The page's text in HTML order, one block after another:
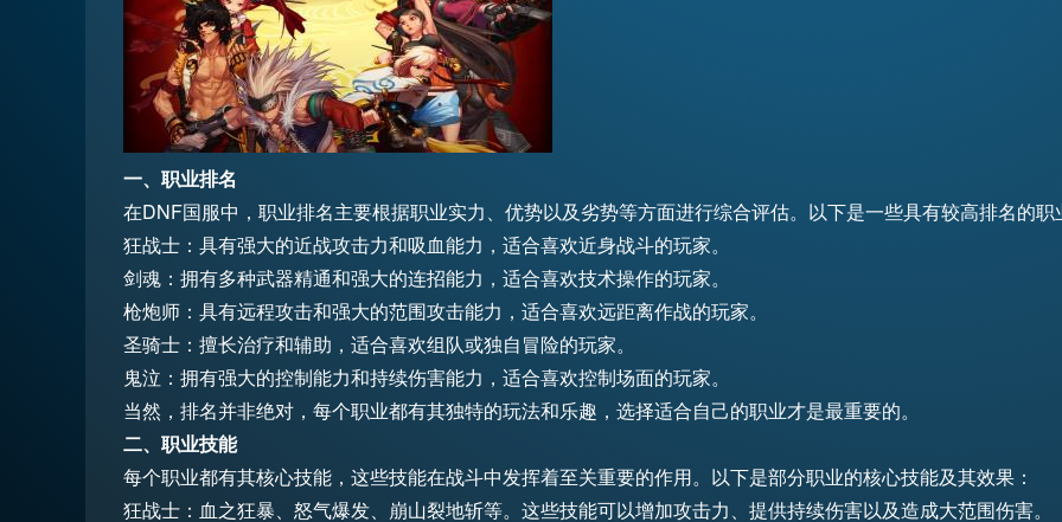
一、职业排名
在DNF国服中，职业排名主要根据职业实力、优势以及劣势等方面进行综合评估。以下是一些具有较高排名的职
狂战士：具有强大的近战攻击力和吸血能力，适合喜欢近身战斗的玩家。
剑魂：拥有多种武器精通和强大的连招能力，适合喜欢技术操作的玩家。
枪炮师：具有远程攻击和强大的范围攻击能力，适合喜欢远距离作战的玩家。
圣骑士：擅长治疗和辅助，适合喜欢组队或独自冒险的玩家。
鬼泣：拥有强大的控制能力和持续伤害能力，适合喜欢控制场面的玩家。
当然，排名并非绝对，每个职业都有其独特的玩法和乐趣，选择适合自己的职业才是最重要的。
二、职业技能
每个职业都有其核心技能，这些技能在战斗中发挥着至关重要的作用。以下是部分职业的核心技能及其效果：
狂战士：血之狂暴、怒气爆发、崩山裂地斩等。这些技能可以增加攻击力、提供持续伤害以及造成大范围伤害。